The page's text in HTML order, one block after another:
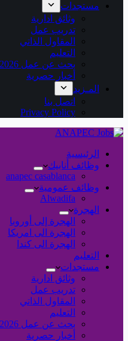
مستجدات
وثائق ادارية
تدريب عمل
المقاول الذاتي
التعليم
بحث عن عمل 2026 anapec
أخبار حصرية
المـزيد
اتصل بنا
Privacy Policy
الرئيسية
وظائف أنابيك
anapec casablanca
وظائف عمومية
Alwadifa
الهجرة
الهجرة إلى أوروبا
الهجرة الى امريكا
الهجرة الى كندا
التعليم
مستجدات
وثائق ادارية
تدريب عمل
المقاول الذاتي
التعليم
بحث عن عمل 2026 anapec
أخبار حصرية